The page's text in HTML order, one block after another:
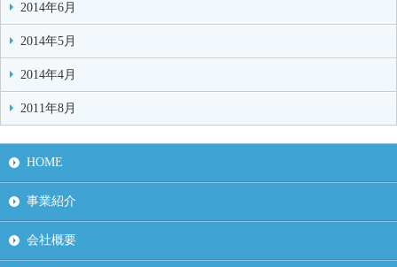
2014年6月
2014年5月
2014年4月
2011年8月
HOME
事業紹介
会社概要